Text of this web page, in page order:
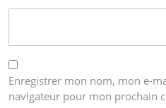
Enregistrer mon nom, mon e-
navigateur pour mon prochain